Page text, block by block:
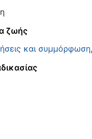
ζωής
και συμμόρφωση,